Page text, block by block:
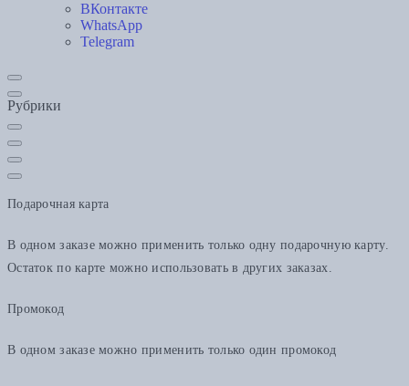
ВКонтакте
WhatsApp
Telegram
Рубрики
Подарочная карта
В одном заказе можно применить только одну подарочную карту.
Остаток по карте можно использовать в других заказах.
Промокод
В одном заказе можно применить только один промокод